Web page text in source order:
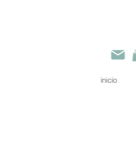
inicio